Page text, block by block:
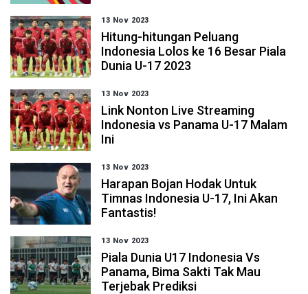
13 Nov 2023
Hitung-hitungan Peluang
Indonesia Lolos ke 16 Besar Piala
Dunia U-17 2023
13 Nov 2023
Link Nonton Live Streaming
Indonesia vs Panama U-17 Malam
Ini
13 Nov 2023
Harapan Bojan Hodak Untuk
Timnas Indonesia U-17, Ini Akan
Fantastis!
13 Nov 2023
Piala Dunia U17 Indonesia Vs
Panama, Bima Sakti Tak Mau
Terjebak Prediksi